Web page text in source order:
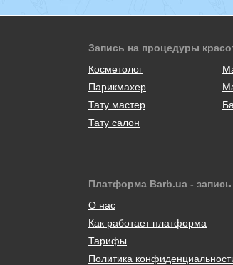
Запись на процедуры
Косметолог
Парикмахер
Тату мастер
Тату салон
Платформа Barb.ua -
О нас
Как работает платформа
Тарифы
Политика